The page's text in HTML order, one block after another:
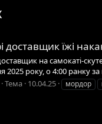
доставщик їжі
на самокаті-
2025 року, о 4:00 ранку
Тема 10.04.25 мордор